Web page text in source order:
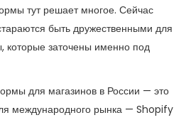
тут решает многое. Сейчас
быть дружественными для
которые заточены именно под
для магазинов в России — это
международного рынка — Shopify